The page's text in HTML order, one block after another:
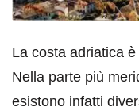
La costa adriatica
Nella parte più
esistono infatti